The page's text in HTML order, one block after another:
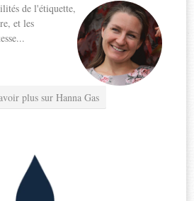
de l'étiquette,
et les
plus sur Hanna Gas